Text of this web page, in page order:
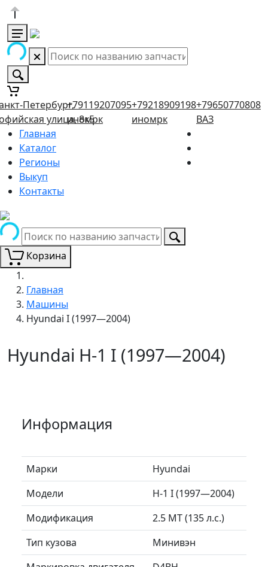
Петербург,
улица, 8к5
+79119207095
иномрк
+79218909198
иномрк
+79650770808
ВАЗ
Главная
Каталог
Регионы
Выкуп
Контакты
Корзина
Главная
Машины
Hyundai I (1997—2004)
Hyundai H-1 I (1997—2004)
Информация
Марки
Hyundai
Модели
H-1 I (1997—2004)
Модификация
2.5 MT (135 л.с.)
Тип кузова
Минивэн